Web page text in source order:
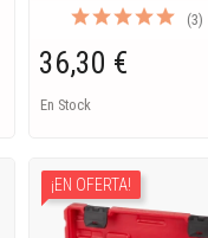
(3)
36,30 €
En Stock
¡EN OFERTA!